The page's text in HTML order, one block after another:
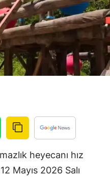
Bolu
Burdur
Bursa
Çanakkale
Çorum
Denizli
Diyarbakır
heyecanı hız
Mayıs 2026 Salı